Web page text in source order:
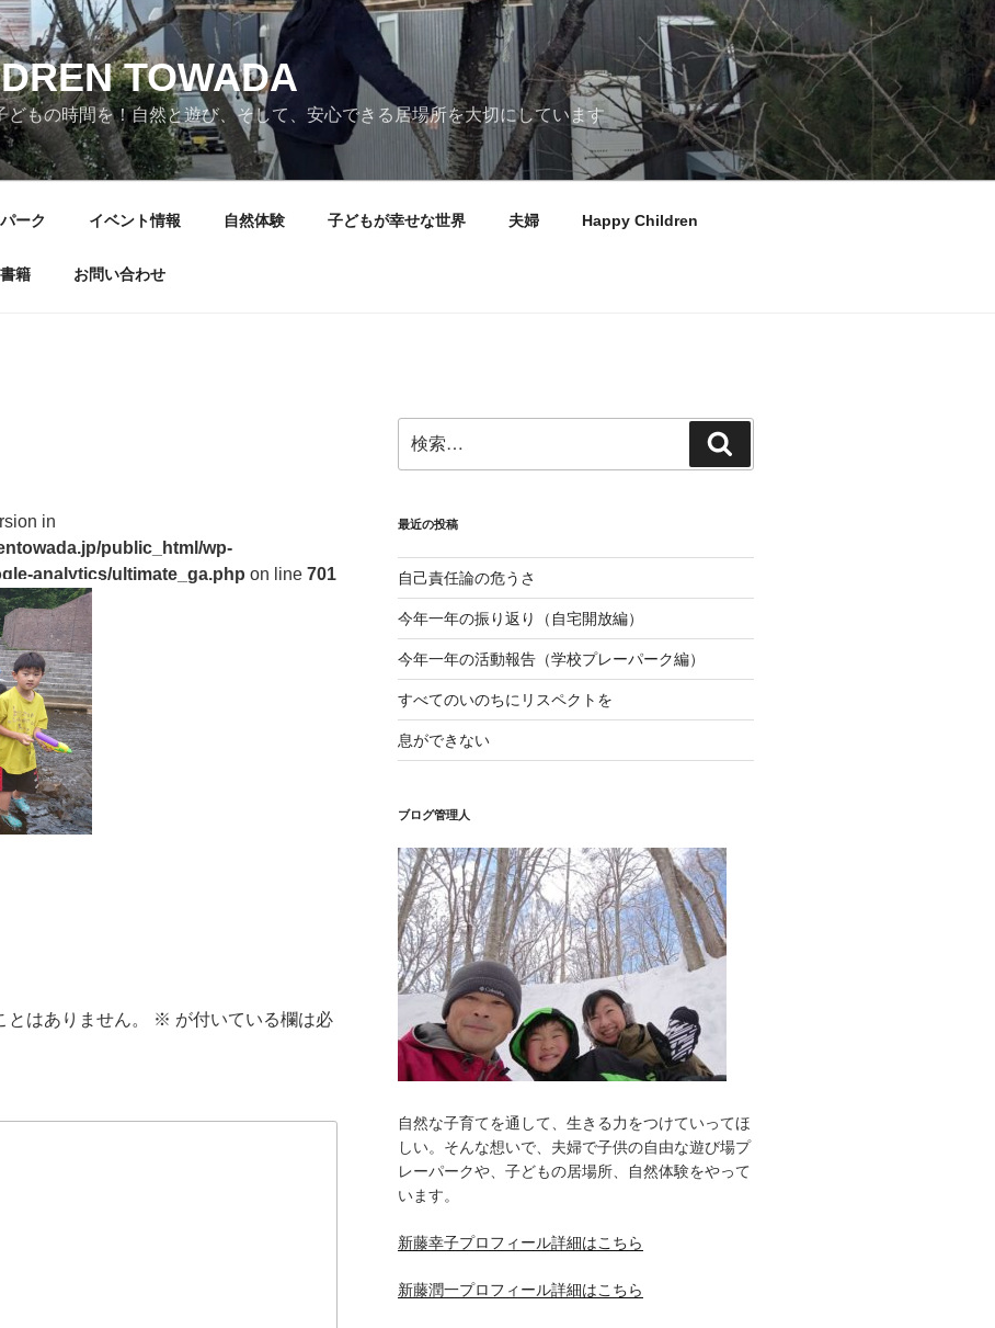
TOWADA
どもの時間を！自然と遊び、そして、安心できる居場所を大切にしています
ーク イベント情報 自然体験 子どもが幸せな世界 夫婦 Happy Children
書籍 お問い合わせ
in
public_html/wp-
analytics/ultimate_ga.php on line 701
はありません。 ※ が付いている欄は必
索:
索
最近の投稿
自己責任論の危うさ
今年一年の振り返り（自宅開放編）
今年一年の活動報告（学校プレーパーク編）
すべてのいのちにリスペクトを
息ができない
ブログ管理人
自然な子育てを通して、生きる力をつけていってほ
しい。そんな想いで、夫婦で子供の自由な遊び場プ
レーパークや、子どもの居場所、自然体験をやって
います。
新藤幸子プロフィール詳細はこちら
新藤潤一プロフィール詳細はこちら